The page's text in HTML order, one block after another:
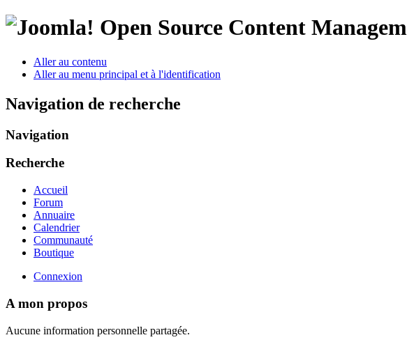
Open Source Content
Aller au contenu
Aller au menu principal et à l'identification
Navigation de recherche
Navigation
Recherche
Accueil
Forum
Annuaire
Calendrier
Communauté
Boutique
Connexion
A mon propos
Aucune information personnelle partagée.